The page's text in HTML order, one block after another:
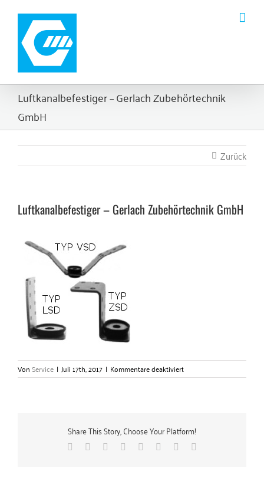
Inhalt
springen
Luftkanalbefestiger – Gerlach Zubehörtechnik
GmbH
Zurück
Luftkanalbefestiger – Gerlach Zubehörtechnik GmbH
VonService | Juli 17th, 2017 | Kommentare deaktiviertfür
Luftkanalbefestiger
Share This Story, Choose Your Platform!
Facebook Reddit LinkedIn
TumblrPinterest